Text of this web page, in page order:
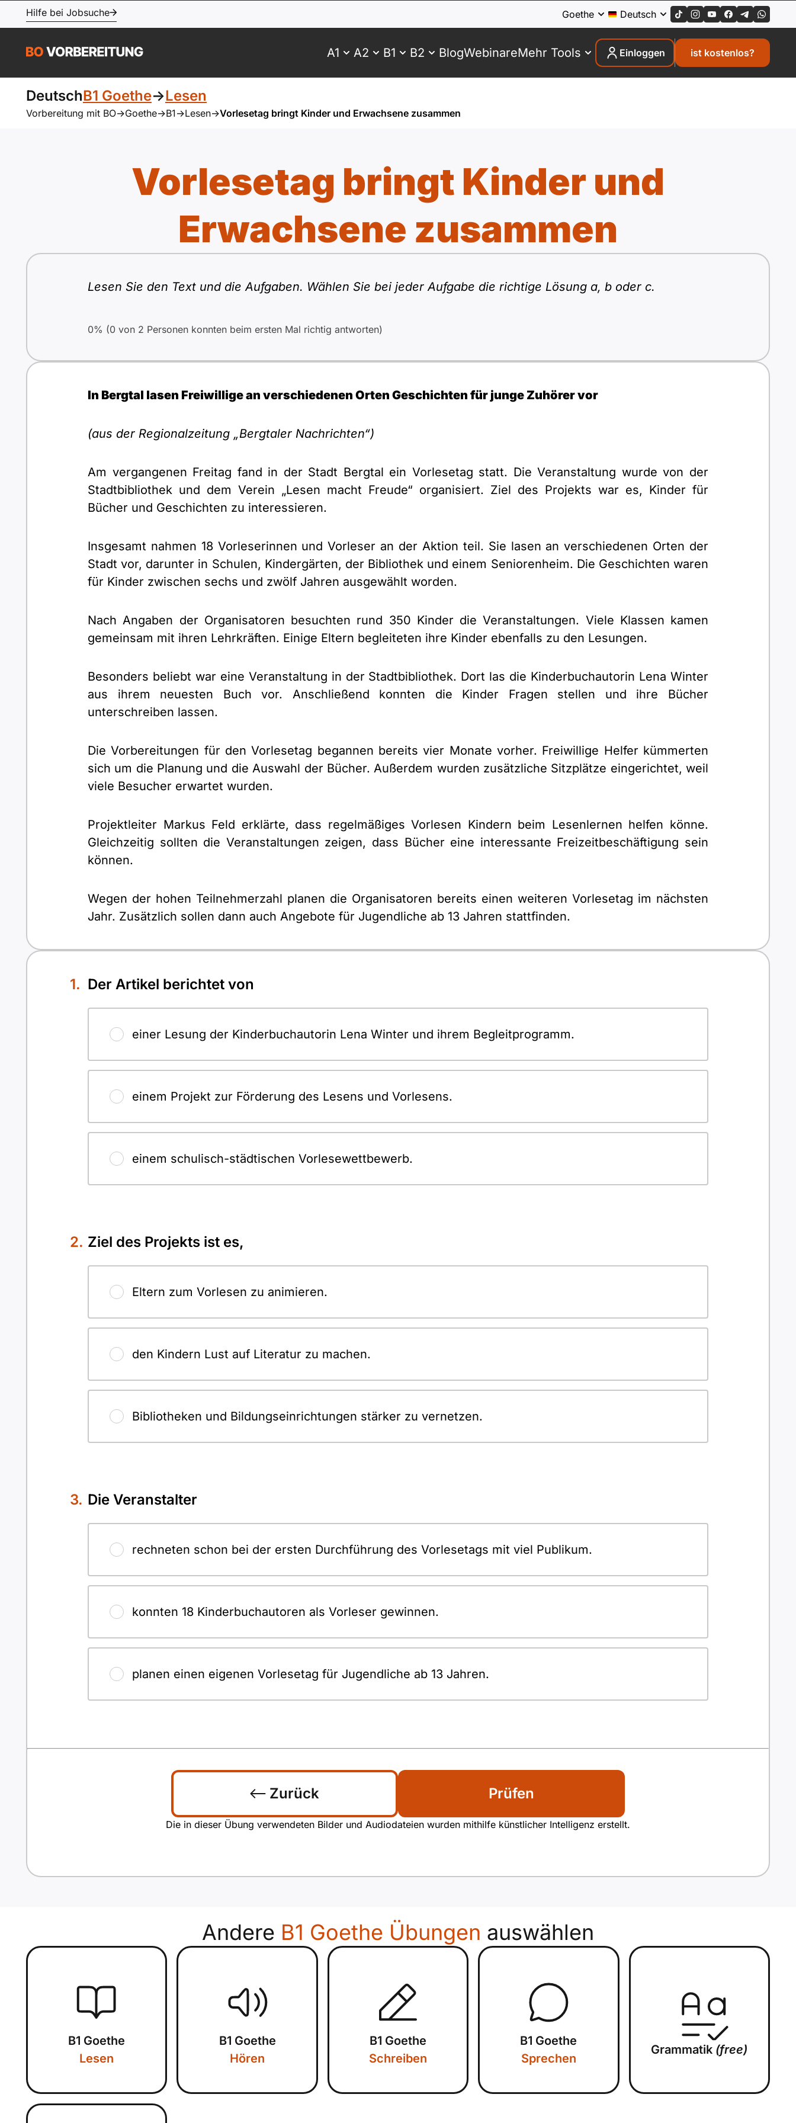
Hilfe bei Jobsuche Goethe Deutsch
A1 A2 B1 B2 BlogWebinareMehr Tools Einloggen ist kostenlos?
DeutschB1 Goethe->Lesen
Vorbereitung mit BO->Goethe->B1->Lesen->Vorlesetag bringt Kinder und Erwachsene zusammen
Vorlesetag bringt Kinder und
Erwachsene zusammen
Lesen Sie den Text und die Aufgaben. Wählen Sie bei jeder Aufgabe die richtige Lösung a, b oder c.
0% (0 von 2 Personen konnten beim ersten Mal richtig antworten)
In Bergtal lasen Freiwillige an verschiedenen Orten Geschichten für junge Zuhörer vor
(aus der Regionalzeitung „Bergtaler Nachrichten“)
Am vergangenen Freitag fand in der Stadt Bergtal ein Vorlesetag statt. Die Veranstaltung wurde von der
Stadtbibliothek und dem Verein „Lesen macht Freude“ organisiert. Ziel des Projekts war es, Kinder für
Bücher und Geschichten zu interessieren.
Insgesamt nahmen 18 Vorleserinnen und Vorleser an der Aktion teil. Sie lasen an verschiedenen Orten der
Stadt vor, darunter in Schulen, Kindergärten, der Bibliothek und einem Seniorenheim. Die Geschichten waren
für Kinder zwischen sechs und zwölf Jahren ausgewählt worden.
Nach Angaben der Organisatoren besuchten rund 350 Kinder die Veranstaltungen. Viele Klassen kamen
gemeinsam mit ihren Lehrkräften. Einige Eltern begleiteten ihre Kinder ebenfalls zu den Lesungen.
Besonders beliebt war eine Veranstaltung in der Stadtbibliothek. Dort las die Kinderbuchautorin Lena Winter
aus ihrem neuesten Buch vor. Anschließend konnten die Kinder Fragen stellen und ihre Bücher
unterschreiben lassen.
Die Vorbereitungen für den Vorlesetag begannen bereits vier Monate vorher. Freiwillige Helfer kümmerten
sich um die Planung und die Auswahl der Bücher. Außerdem wurden zusätzliche Sitzplätze eingerichtet, weil
viele Besucher erwartet wurden.
Projektleiter Markus Feld erklärte, dass regelmäßiges Vorlesen Kindern beim Lesenlernen helfen könne.
Gleichzeitig sollten die Veranstaltungen zeigen, dass Bücher eine interessante Freizeitbeschäftigung sein
können.
Wegen der hohen Teilnehmerzahl planen die Organisatoren bereits einen weiteren Vorlesetag im nächsten
Jahr. Zusätzlich sollen dann auch Angebote für Jugendliche ab 13 Jahren stattfinden.
Der Artikel berichtet von
einer Lesung der Kinderbuchautorin Lena Winter und ihrem Begleitprogramm.
einem Projekt zur Förderung des Lesens und Vorlesens.
einem schulisch-städtischen Vorlesewettbewerb.
Ziel des Projekts ist es,
Eltern zum Vorlesen zu animieren.
den Kindern Lust auf Literatur zu machen.
Bibliotheken und Bildungseinrichtungen stärker zu vernetzen.
Die Veranstalter
rechneten schon bei der ersten Durchführung des Vorlesetags mit viel Publikum.
konnten 18 Kinderbuchautoren als Vorleser gewinnen.
planen einen eigenen Vorlesetag für Jugendliche ab 13 Jahren.
Zurück Prüfen
Die in dieser Übung verwendeten Bilder und Audiodateien wurden mithilfe künstlicher Intelligenz erstellt.
Andere B1 Goethe Übungen auswählen
B1 Goethe
Lesen
B1 Goethe
Hören
B1 Goethe
Schreiben
B1 Goethe
Sprechen
Grammatik (free)